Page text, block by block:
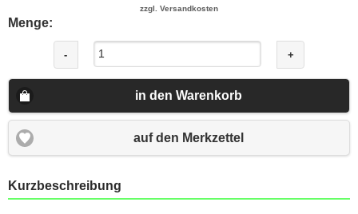
zzgl. Versandkosten
Menge:
- +
in den Warenkorb
auf den Merkzettel
Kurzbeschreibung